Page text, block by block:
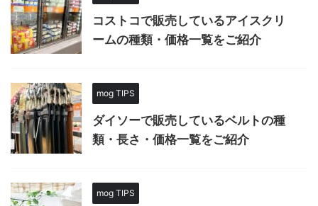
コストコで販売しているアイスクリ
ームの種類・価格一覧をご紹介
mog TIPS
ダイソーで販売しているベルトの種
類・長さ・価格一覧をご紹介
mog TIPS